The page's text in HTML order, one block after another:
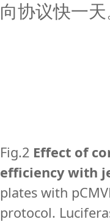
向协议快一
Fig.2 Effect of
efficiency with
plates with
protocol.